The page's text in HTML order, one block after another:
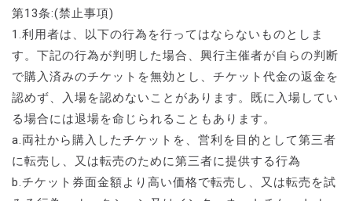
第13条:(禁止事項)
1.利用者は、以下の行為を行ってはならないものとしま
す。下記の行為が判明した場合、興行主催者が自らの判断
で購入済みのチケットを無効とし、チケット代金の返金を
認めず、入場を認めないことがあります。既に入場してい
る場合には退場を命じられることもあります。
a.両社から購入したチケットを、営利を目的として第三者
に転売し、又は転売のために第三者に提供する行為
b.チケット券面金額より高い価格で転売し、又は転売を試